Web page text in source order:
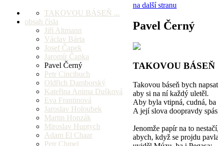
TAKOVOU BÁSEŇ ...
obsah čísla
Jiří Altmann
Václav Bárta
Josef Čapek
Jaromír Čapka
Pavel Černý
Petr Cincibuch
Oldřich Damborský
Kateřina Anima Dušková
Eva Frantinová
Jaroslav Holoubek
Martin Honzák
Miroslav Huptych
Adam El Chaar
Petr Chmel
na další stranu
Pavel Černý
TAKOVOU BÁSEŇ
Takovou báseň bych
aby si na ní každý uletěl.
Aby byla vtipná, cudná, ba
A její slova doopravdy
Jenomže papír na to
abych, když se projdu